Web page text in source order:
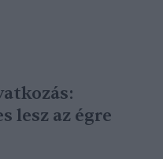
lesz az égre